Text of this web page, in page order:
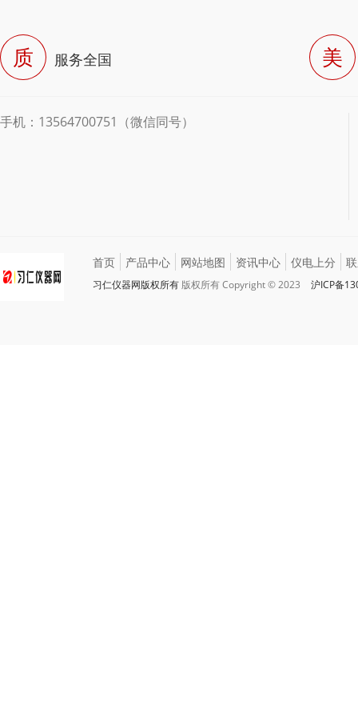
质 服务全国 美
手机：13564700751（微信同号）
首页 产品中心 网站地图 资讯中心 仪电上分
习仁仪器网版权所有 版权所有 Copyright © 2023 沪ICP备